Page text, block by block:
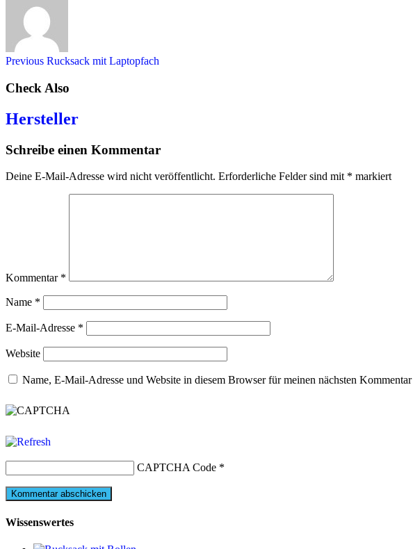
Previous Rucksack mit Laptopfach
Check Also
Hersteller
Schreibe einen Kommentar
Deine E-Mail-Adresse wird nicht veröffentlicht. Erforderliche Felder sind mit * markiert
Kommentar *
Name *
E-Mail-Adresse *
Website
Name, E-Mail-Adresse und Website in diesem Browser für meinen nächsten Kommentar
CAPTCHA Code *
Wissenswertes